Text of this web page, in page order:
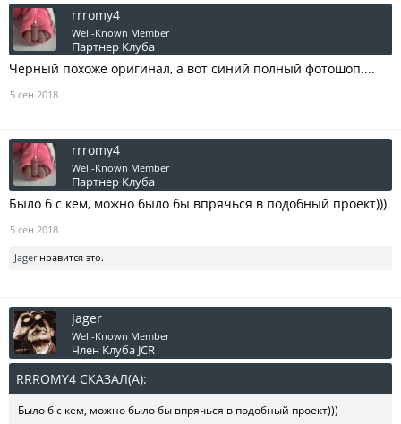
rrromy4
Well-Known Member
Партнер Клуба
Черный похоже оригинал, а вот синий полный фотошоп....
5 сен 2018
rrromy4
Well-Known Member
Партнер Клуба
Было б с кем, можно было бы впрячься в подобный проект)))
5 сен 2018
Jagerнравится это.
Jager
Well-Known Member
Член Клуба JCR
RRROMY4 СКАЗАЛ(А):
Было б с кем, можно было бы впрячься в подобный проект)))